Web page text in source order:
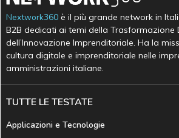
Nextwork360 è il più grande network in
B2B dedicati ai temi della Trasformazione
dell’Innovazione Imprenditoriale. Ha la
cultura digitale e imprenditoriale nelle
amministrazioni italiane.
TUTTE LE TESTATE
Applicazioni e Tecnologie